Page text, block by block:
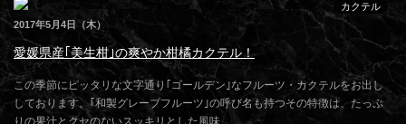
2017年5月4日（木）
カクテル
愛媛県産｢美生柑｣の爽やか柑橘カクテル！
この季節にピッタリな文字通り｢ゴールデン｣なフルーツ・カクテルをお出し
しております。｢和製グレープフルーツ｣の呼び名も持つその特徴は、たっぷ
りの果汁とクセのないスッキリとした風味。